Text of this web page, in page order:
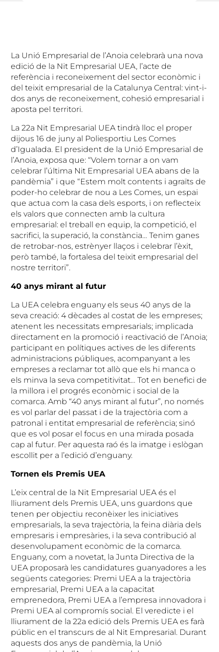
La Unió Empresarial de l’Anoia celebrarà una nova
edició de la Nit Empresarial UEA, l’acte de
referència i reconeixement del sector econòmic i
del teixit empresarial de la Catalunya Central: vint-i-
dos anys de reconeixement, cohesió empresarial i
aposta pel territori.
La 22a Nit Empresarial UEA tindrà lloc el proper
dijous 16 de juny al Poliesportiu Les Comes
d’Igualada. El president de la Unió Empresarial de
l’Anoia, exposa que: “Volem tornar a on vam
celebrar l’última Nit Empresarial UEA abans de la
pandèmia” i que “Estem molt contents i agraïts de
poder-ho celebrar de nou a Les Comes, un espai
que actua com la casa dels esports, i on reflecteix
els valors que connecten amb la cultura
empresarial: el treball en equip, la competició, el
sacrifici, la superació, la constància… Tenim ganes
de retrobar-nos, estrènyer llaços i celebrar l’èxit,
però també, la fortalesa del teixit empresarial del
nostre territori”.
40 anys mirant al futur
La UEA celebra enguany els seus 40 anys de la
seva creació: 4 dècades al costat de les empreses;
atenent les necessitats empresarials; implicada
directament en la promoció i reactivació de l’Anoia;
participant en polítiques actives de les diferents
administracions públiques, acompanyant a les
empreses a reclamar tot allò que els hi manca o
els minva la seva competitivitat… Tot en benefici de
la millora i el progrés econòmic i social de la
comarca. Amb “40 anys mirant al futur”, no només
es vol parlar del passat i de la trajectòria com a
patronal i entitat empresarial de referència; sinó
que es vol posar el focus en una mirada posada
cap al futur. Per aquesta raó és la imatge i eslògan
escollit per a l’edició d’enguany.
Tornen els Premis UEA
L’eix central de la Nit Empresarial UEA és el
lliurament dels Premis UEA, uns guardons que
tenen per objectiu reconèixer les iniciatives
empresarials, la seva trajectòria, la feina diària dels
empresaris i empresàries, i la seva contribució al
desenvolupament econòmic de la comarca.
Enguany, com a novetat, la Junta Directiva de la
UEA proposarà les candidatures guanyadores a les
següents categories: Premi UEA a la trajectòria
empresarial, Premi UEA a la capacitat
emprenedora, Premi UEA a l’empresa innovadora i
Premi UEA al compromís social. El veredicte i el
lliurament de la 22a edició dels Premis UEA es farà
públic en el transcurs de al Nit Empresarial. Durant
aquests dos anys de pandèmia, la Unió